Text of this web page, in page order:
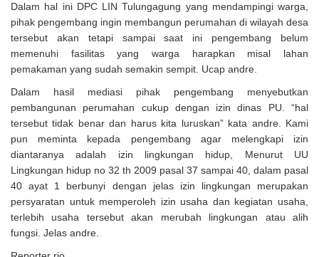
Dalam hal ini DPC LIN Tulungagung yang mendampingi warga,
pihak pengembang ingin membangun perumahan di wilayah desa
tersebut akan tetapi sampai saat ini pengembang belum
memenuhi fasilitas yang warga harapkan misal lahan
pemakaman yang sudah semakin sempit. Ucap andre.
Dalam hasil mediasi pihak pengembang menyebutkan
pembangunan perumahan cukup dengan izin dinas PU. “hal
tersebut tidak benar dan harus kita luruskan” kata andre. Kami
pun meminta kepada pengembang agar melengkapi izin
diantaranya adalah izin lingkungan hidup, Menurut UU
Lingkungan hidup no 32 th 2009 pasal 37 sampai 40, dalam pasal
40 ayat 1 berbunyi dengan jelas izin lingkungan merupakan
persyaratan untuk memperoleh izin usaha dan kegiatan usaha,
terlebih usaha tersebut akan merubah lingkungan atau alih
fungsi. Jelas andre.